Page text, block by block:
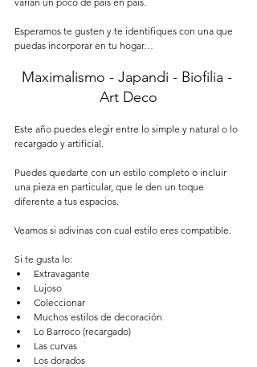
Esperamos te gusten y te identifiques con una que
puedas incorporar en tu hogar…
Maximalismo - Japandi - Biofilia -
Art Deco
Este año puedes elegir entre lo simple y natural o lo
recargado y artificial.
Puedes quedarte con un estilo completo o incluir
una pieza en particular, que le den un toque
diferente a tus espacios.
Veamos si adivinas con cual estilo eres compatible.
Si te gusta lo:
Extravagante
Lujoso
Coleccionar
Muchos estilos de decoración
Lo Barroco (recargado)
Las curvas
Los dorados